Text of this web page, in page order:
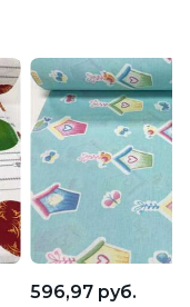
596,97 руб.